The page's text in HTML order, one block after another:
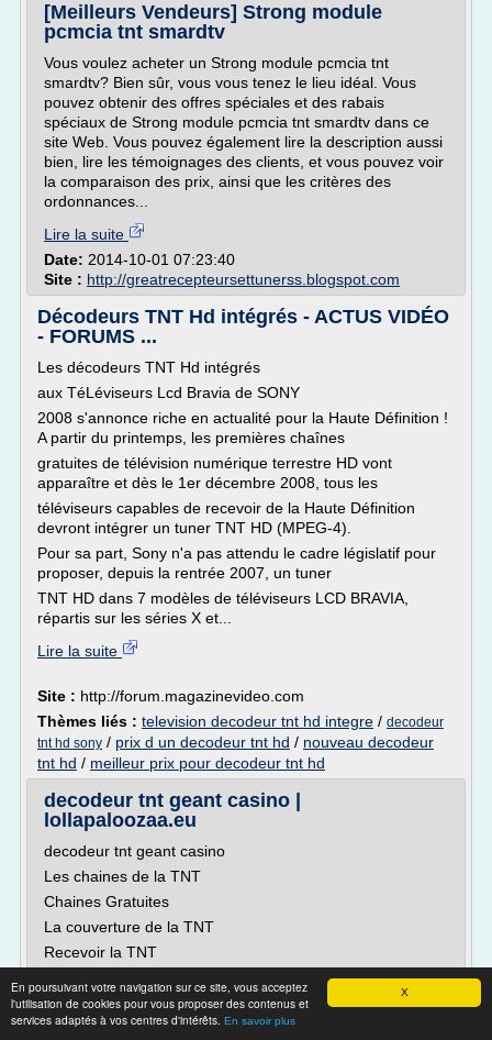
X
En poursuivant votre navigation sur ce site, vous acceptez
l'utilisation de cookies pour vous proposer des contenus et
services adaptés à vos centres d'intérêts. En savoir plus
[Meilleurs Vendeurs] Strong module
pcmcia tnt smardtv
Vous voulez acheter un Strong module pcmcia tnt
smardtv? Bien sûr, vous vous tenez le lieu idéal. Vous
pouvez obtenir des offres spéciales et des rabais
spéciaux de Strong module pcmcia tnt smardtv dans ce
site Web. Vous pouvez également lire la description aussi
bien, lire les témoignages des clients, et vous pouvez voir
la comparaison des prix, ainsi que les critères des
ordonnances...
Lire la suite
Date: 2014-10-01 07:23:40
Site : http://greatrecepteursettunerss.blogspot.com
Décodeurs TNT Hd intégrés - ACTUS VIDÉO
- FORUMS ...
Les décodeurs TNT Hd intégrés
aux TéLéviseurs Lcd Bravia de SONY
2008 s'annonce riche en actualité pour la Haute Définition !
A partir du printemps, les premières chaînes
gratuites de télévision numérique terrestre HD vont
apparaître et dès le 1er décembre 2008, tous les
téléviseurs capables de recevoir de la Haute Définition
devront intégrer un tuner TNT HD (MPEG-4).
Pour sa part, Sony n'a pas attendu le cadre législatif pour
proposer, depuis la rentrée 2007, un tuner
TNT HD dans 7 modèles de téléviseurs LCD BRAVIA,
répartis sur les séries X et...
Lire la suite
Site : http://forum.magazinevideo.com
Thèmes liés : television decodeur tnt hd integre / decodeur
tnt hd sony / prix d un decodeur tnt hd / nouveau decodeur
tnt hd / meilleur prix pour decodeur tnt hd
decodeur tnt geant casino |
lollapaloozaa.eu
decodeur tnt geant casino
Les chaines de la TNT
Chaines Gratuites
La couverture de la TNT
Recevoir la TNT
Quand on a une télévision avec TNT intégrée
Quand on a une télévision et un adaptateur TNT
Les vidéos didactiques sur la TNT